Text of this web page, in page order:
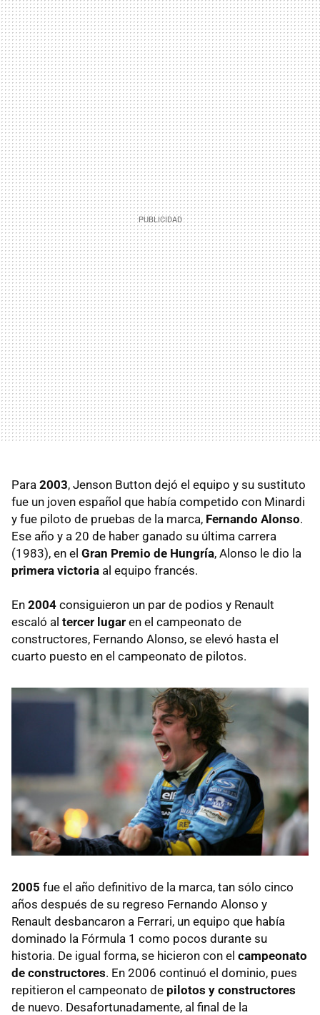
Para 2003, Jenson Button dejó el equipo y su sustituto
fue un joven español que había competido con Minardi
y fue piloto de pruebas de la marca, Fernando Alonso.
Ese año y a 20 de haber ganado su última carrera
(1983), en el Gran Premio de Hungría, Alonso le dio la
primera victoria al equipo francés.
En 2004 consiguieron un par de podios y Renault
escaló al tercer lugar en el campeonato de
constructores, Fernando Alonso, se elevó hasta el
cuarto puesto en el campeonato de pilotos.
2005 fue el año definitivo de la marca, tan sólo cinco
años después de su regreso Fernando Alonso y
Renault desbancaron a Ferrari, un equipo que había
dominado la Fórmula 1 como pocos durante su
historia. De igual forma, se hicieron con el campeonato
de constructores. En 2006 continuó el dominio, pues
repitieron el campeonato de pilotos y constructores
de nuevo. Desafortunadamente, al final de la